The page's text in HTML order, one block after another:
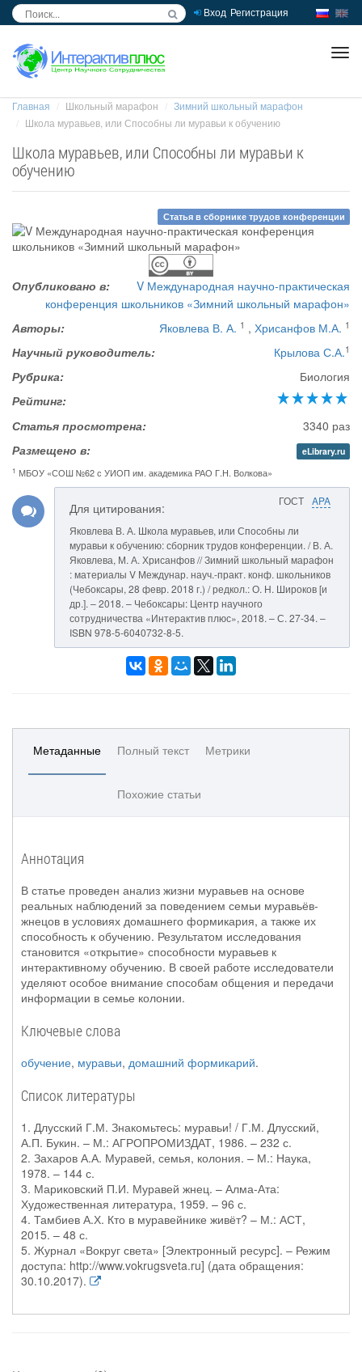
Вход Регистрация
Главная Школьный марафон
Зимний школьный марафон
Школа муравьев, или Способны ли муравьи к обучению
Школа муравьев, или Способны ли муравьи к
обучению
Статья в сборнике трудов конференции
Опубликовано в:
V Международная научно-практическая
конференция школьников «Зимний школьный марафон»
Авторы:
Яковлева В. А. 1 , Хрисанфов М.А. 1
Научный руководитель: Крылова С.А.1
Рубрика:
Биология
Рейтинг:
Статья просмотрена:
3340 раз
Размещено в:
eLibrary.ru
1 МБОУ «СОШ №62 с УИОП им. академика РАО Г.Н. Волкова»
ГОСТ APA
Для цитирования:
Яковлева В. А. Школа муравьев, или Способны ли
муравьи к обучению: сборник трудов конференции. / В. А.
Яковлева, М. А. Хрисанфов // Зимний школьный марафон
: материалы V Междунар. науч.-практ. конф. школьников
(Чебоксары, 28 февр. 2018 г.) / редкол.: О. Н. Широков [и
др.]. – 2018. – Чебоксары: Центр научного
сотрудничества «Интерактив плюс», 2018. – С. 27-34. –
ISBN 978-5-6040732-8-5.
Метаданные Полный текст Метрики
Похожие статьи
Аннотация
В статье проведен анализ жизни муравьев на основе
реальных наблюдений за поведением семьи муравьёв-
жнецов в условиях домашнего формикария, а также их
способность к обучению. Результатом исследования
становится «открытие» способности муравьев к
интерактивному обучению. В своей работе исследователи
уделяют особое внимание способам общения и передачи
информации в семье колонии.
Ключевые слова
обучение, муравьи, домашний формикарий.
Список литературы
1. Длусский Г.М. Знакомьтесь: муравьи! / Г.М. Длусский,
А.П. Букин. – М.: АГРОПРОМИЗДАТ, 1986. – 232 с.
2. Захаров А.А. Муравей, семья, колония. – М.: Наука,
1978. – 144 с.
3. Мариковский П.И. Муравей жнец. – Алма-Ата:
Художественная литература, 1959. – 96 с.
4. Тамбиев А.Х. Кто в муравейнике живёт? – М.: АСТ,
2015. – 48 с.
5. Журнал «Вокруг света» [Электронный ресурс]. – Режим
доступа: http://www.vokrugsveta.ru] (дата обращения:
30.10.2017).